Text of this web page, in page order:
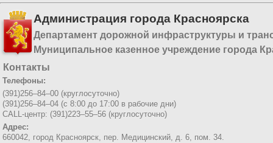
Администрация города Красноярска
Департамент дорожной инфраструктуры и
Муниципальное казенное учреждение города
Контакты
Телефоны:
(391)256–84–00 (круглосуточно)
(391)256–84–04 (с 8:00 до 17:00 в рабочие дни)
CALL-центр: (391)223–55–56 (круглосуточно)
Адрес:
660042, город Красноярск, пер. Медицинский, д. 6, пом. 34.